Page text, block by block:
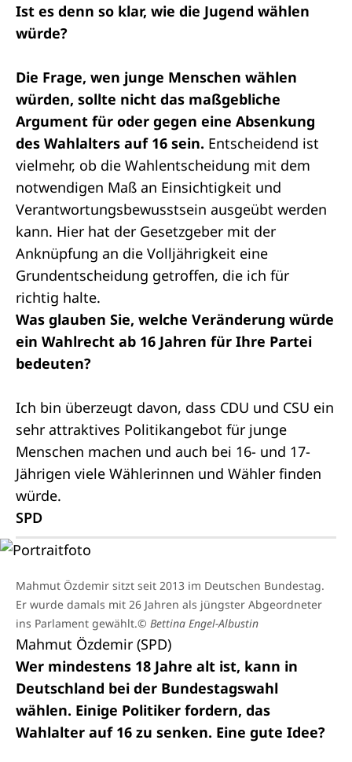
Ist es denn so klar, wie die Jugend wählen
würde?
Die Frage, wen junge Menschen wählen
würden, sollte nicht das maßgebliche
Argument für oder gegen eine Absenkung
des Wahlalters auf 16 sein. Entscheidend ist
vielmehr, ob die Wahlentscheidung mit dem
notwendigen Maß an Einsichtigkeit und
Verantwortungsbewusstsein ausgeübt werden
kann. Hier hat der Gesetzgeber mit der
Anknüpfung an die Volljährigkeit eine
Grundentscheidung getroffen, die ich für
richtig halte.
Was glauben Sie, welche Veränderung würde
ein Wahlrecht ab 16 Jahren für Ihre Partei
bedeuten?
Ich bin überzeugt davon, dass CDU und CSU ein
sehr attraktives Politikangebot für junge
Menschen machen und auch bei 16- und 17-
Jährigen viele Wählerinnen und Wähler finden
würde.
SPD
Mahmut Özdemir sitzt seit 2013 im Deutschen Bundestag.
Er wurde damals mit 26 Jahren als jüngster Abgeordneter
ins Parlament gewählt.© Bettina Engel-Albustin
Mahmut Özdemir (SPD)
Wer mindestens 18 Jahre alt ist, kann in
Deutschland bei der Bundestagswahl
wählen. Einige Politiker fordern, das
Wahlalter auf 16 zu senken. Eine gute Idee?